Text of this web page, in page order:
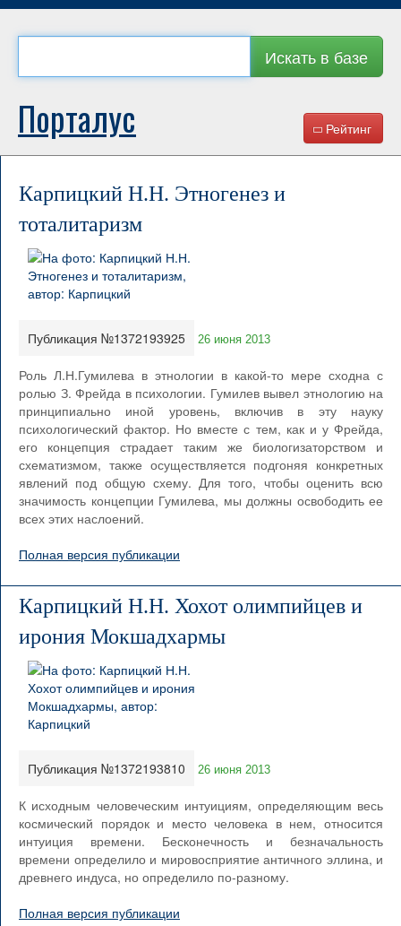
Искать в базе
Рейтинг
Порталус
Карпицкий Н.Н. Этногенез и
тоталитаризм
Публикация №1372193925 26 июня 2013
Роль Л.Н.Гумилева в этнологии в какой-то мере сходна с
ролью З. Фрейда в психологии. Гумилев вывел этнологию на
принципиально иной уровень, включив в эту науку
психологический фактор. Но вместе с тем, как и у Фрейда,
его концепция страдает таким же биологизаторством и
схематизмом, также осуществляется подгоняя конкретных
явлений под общую схему. Для того, чтобы оценить всю
значимость концепции Гумилева, мы должны освободить ее
всех этих наслоений.
Полная версия публикации
Карпицкий Н.Н. Хохот олимпийцев и
ирония Мокшадхармы
Публикация №1372193810 26 июня 2013
К исходным человеческим интуициям, определяющим весь
космический порядок и место человека в нем, относится
интуиция времени. Бесконечность и безначальность
времени определило и мировосприятие античного эллина, и
древнего индуса, но определило по-разному.
Полная версия публикации